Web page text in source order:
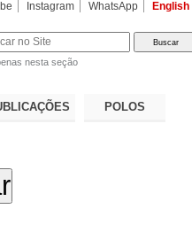
Instagram WhatsApp English
nesta seção
POLOS